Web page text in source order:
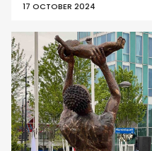
17 OCTOBER 2024